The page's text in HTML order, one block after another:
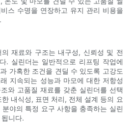
스 수명을 연장하고 유지 관리 비용을
재료와 구조는 내구성, 신뢰성 및 전
. 실린더는 일반적으로 리프팅 작업에
가혹한 조건을 견딜 수 있도록 고강도
지속되는 성능과 마모에 대한 저항성
와 고품질 재료를 갖춘 실린더를 선택
내식성, 표면 처리, 전체 설계 등의 요
야의 특정 요구 사항을 충족하는 실린
니다.